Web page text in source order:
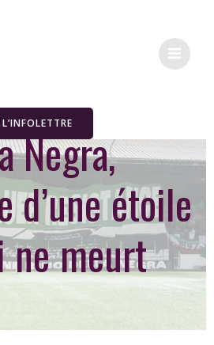
L’INFOLETTRE
Negra,
d’une étoile
ne meurt